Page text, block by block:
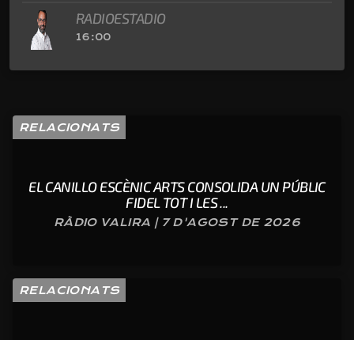
RADIOESTADIO
16:00
RELACIONATS
EL CANILLO ESCÈNIC ARTS CONSOLIDA UN PÚBLIC
FIDEL TOT I LES ...
RÀDIO VALIRA | 7 D'AGOST DE 2026
RELACIONATS